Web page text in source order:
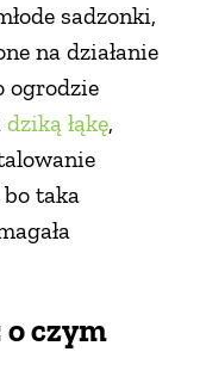
sadzonki,
na działanie
ogrodzie
dziką łąkę,
taka
czym